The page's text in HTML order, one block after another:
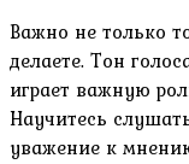
Важно не только
делаете. Тон
играет важную
Научитесь
уважение к